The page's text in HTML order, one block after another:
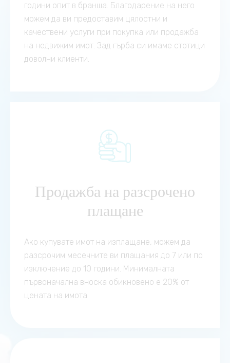
години опит в бранша. Благодарение на него
можем да ви предоставим цялостни и
качествени услуги при покупка или продажба
на недвижим имот. Зад гърба си имаме стотици
доволни клиенти.
Продажба на разсрочено
плащане
Ако купувате имот на изплащане, можем да
разсрочим месечните ви плащания до 7 или по
изключение до 10 години. Минималната
първоначална вноска обикновено е 20% от
цената на имота.